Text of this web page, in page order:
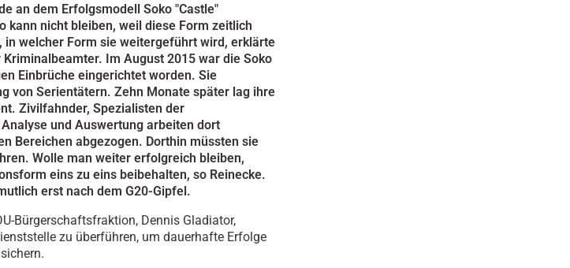
an dem Erfolgsmodell Soko "Castle"
kann nicht bleiben, weil diese Form zeitlich
in welcher Form sie weitergeführt wird, erklärte
Im August 2015 war die Soko
Einbrüche eingerichtet worden. Sie
von Serientätern. Zehn Monate später lag ihre
Zivilfahnder, Spezialisten der
und Auswertung arbeiten dort
Bereichen abgezogen. Dorthin müssten sie
Wolle man weiter erfolgreich bleiben,
eins zu eins beibehalten, so Reinecke.
erst nach dem G20-Gipfel.
Bürgerschaftsfraktion, Dennis Gladiator,
zu überführen, um dauerhafte Erfolge